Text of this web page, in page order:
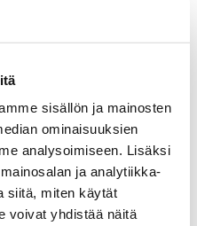
sisällön ja mainosten
ominaisuuksien
analysoimiseen. Lisäksi
ja analytiikka-
siitä, miten käytät
voivat yhdistää näitä
Tiina Jokinen